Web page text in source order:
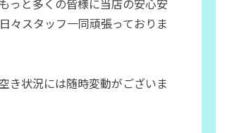
っと多くの皆様に当店の安心安
々スタッフ一同頑張っておりま
き状況には随時変動がございま